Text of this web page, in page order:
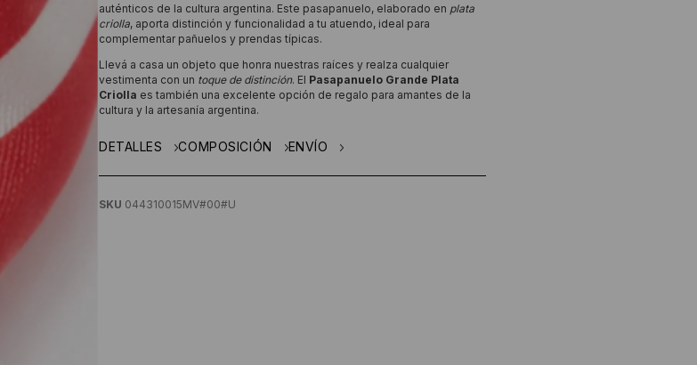
auténticos de la cultura argentina. Este pasapanuelo, elaborado en plata
criolla, aporta distinción y funcionalidad a tu atuendo, ideal para
complementar pañuelos y prendas típicas.
Llevá a casa un objeto que honra nuestras raíces y realza cualquier
vestimenta con un toque de distinción. El Pasapanuelo Grande Plata
Criolla es también una excelente opción de regalo para amantes de la
cultura y la artesanía argentina.
DETALLES COMPOSICIÓN ENVÍO
SKU 044310015MV#00#U